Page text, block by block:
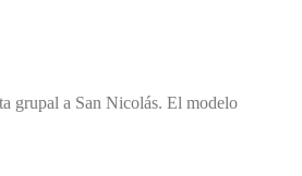
grupal a San Nicolás. El modelo